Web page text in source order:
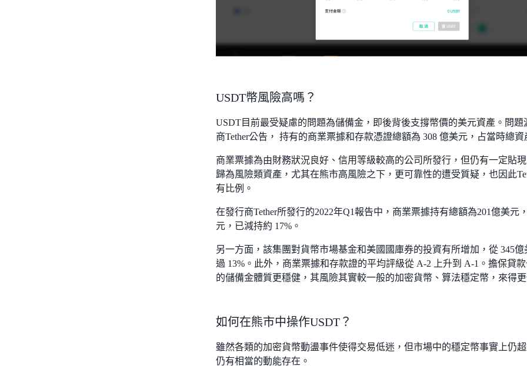
USDT幣風險高嗎？
USDT目前最受疑慮的問題為儲備金，即後背後支撐幣價的美元資產。問題
商Tether公告， 持有的商業票據和存款憑證總額為 308 億美元，占當時總資
商業票據為由財務狀況良好、信用等級較高的公司所發行，但仍有一定貼
歸為風險類資產，尤其在熊市高風險之下，更可靠性的遭受質疑，也因此
有比例。
在發行商Tether所發行的2022年Q1報告中，商業票據持有總額為201億美元
元，已減持約 17%。
另一方面，該集團對貨幣市場基金和美國國庫券的投資有所增加，從 345
過 13%。此外，商業票據和存款證的平均評級從 A-2 上升到 A-1。擔保貸
的儲備金體質更穩健，其風險其實較一般的加密貨幣、算法穩定幣，來得
如何在熊市中操作USDT？
雖然各類的加密貨幣動盪事件使得交易低迷，但市場中的穩定幣事實上仍
仍有相當的動能存在。